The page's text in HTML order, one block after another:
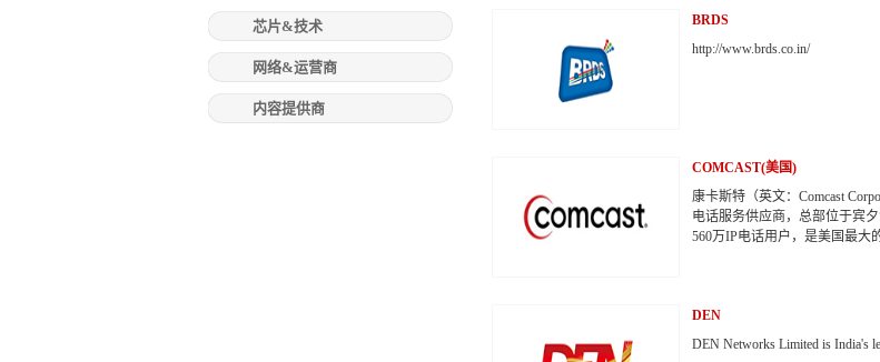
芯片&技术
网络&运营商
内容提供商
BRDS
http://www.brds.co.in/
COMCAST(美国)
康卡斯特（英文：Comcast
电话服务供应商，总部位于宾
560万IP电话用户，是美国最大
线电视运营商时代华纳有线
行榜中，排名第31 。
DEN
DEN Networks Limited is India's